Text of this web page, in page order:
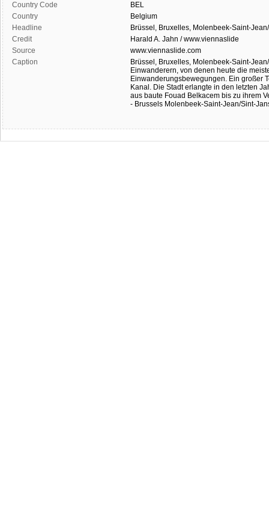
Country Code
BEL
Country
Belgium
Headline
Brüssel, Bruxelles, Molenbeek-Saint-
Credit
Harald A. Jahn / www.viennaslide
Source
www.viennaslide.com
Caption
Brüssel, Bruxelles, Molenbeek-Saint-
Einwanderern, von denen heute die
Einwanderungsbewegungen. Ein großer
Kanal. Die Stadt erlangte in den letzten
aus baute Fouad Belkacem bis zu ihrem
- Brussels Molenbeek-Saint-Jean/Sint-